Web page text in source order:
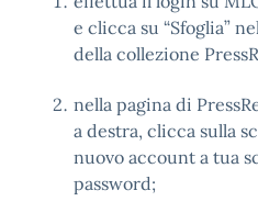
e clicca su “Sfoglia”
della collezione
nella pagina di
a destra, clicca sulla
nuovo account a tua
password;